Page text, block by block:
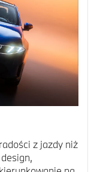
z jazdy niż